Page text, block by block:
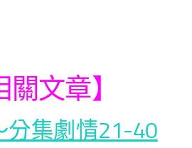
關文章】
分集劇情21-40